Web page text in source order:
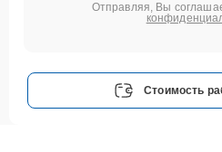
Отправляя, Вы
Стоимость